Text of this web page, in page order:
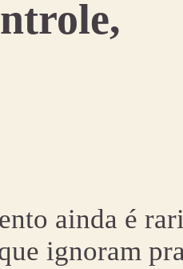
ainda é
ignoram